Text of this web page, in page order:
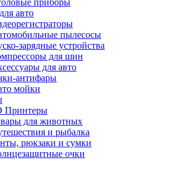
приборы
авто
пылесосы
зарядные устройства
для шин
для авто
антифары
мойки
Принтеры
для животных
и рыбалка
рюкзаки и сумки
очки